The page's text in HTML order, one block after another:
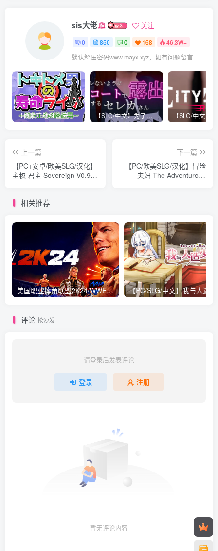
sis大佬 关注
0 850 0 168 46.3W+
默认解压密码www.mayx.xyz，如有问题留言
【像素互动SLG/云汉化/全动态】时留男人的寿命~让时间停止的绝伦男 云汉化版【970M】 【SLG/中文】为了不被发现穿着大衣的塞雷卡 官方中文版【1.7G】
上一篇
【PC+安卓/欧美SLG/汉化】
主权 君主 Sovereign V0.9.0
下一篇
【PC/欧美SLG/汉化】冒险
夫妇 The Adventurous
相关推荐
美国职业摔角联盟2K24/WWE 2K24 v1.24|格斗动作|容量94.4GB|免安装绿色英文版
评论 抢沙发
请登录后发表评论
登录 注册
暂无评论内容